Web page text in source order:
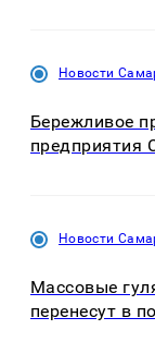
Новости
Бережливое
предприятия
Новости
Массовые
перенесут в